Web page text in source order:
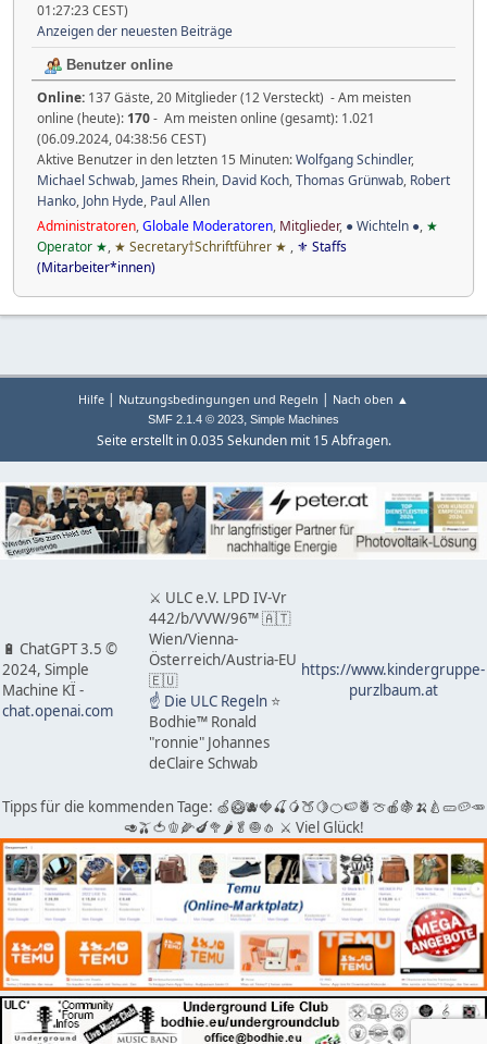
Forumstatistiken
37 Beiträge in 35 Themen von 3 Mitgliedern - Neuestes Mitglied:
Nicole Lisa Postl
Letzter Beitrag:"🌐 Bodhie™ HANKO 🔲🔲 Wisse... "(26.06.2026,
01:27:23 CEST)
Anzeigen der neuesten Beiträge
Benutzer online
Online:137 Gäste, 20 Mitglieder (12 Versteckt) - Am meisten
online (heute):170- Am meisten online (gesamt): 1.021
(06.09.2024, 04:38:56 CEST)
Aktive Benutzer in den letzten 15 Minuten:
(Mitarbeiter*innen)
Hilfe|Nutzungsbedingungen und Regeln|Nach oben ▲
SMF 2.1.4 © 2023,Simple Machines
Seite erstellt in 0.035 Sekunden mit 15 Abfragen.
chat.openai.com
⚔ ULC e.V. LPD IV-Vr
442/b/VVW/96™ 🇦🇹
Wien/Vienna-
Österreich/Austria-EU
☝ Die ULC Regeln⭐️
Bodhie™ Ronald
"ronnie" Johannes
deClaire Schwab
Tipps für die kommenden Tage: 🍏🥝🫐🍓🍒🥭🍑🍋🍊🍉🍍🍈🍎🍇🍌🍐🥒🥔🥕
🥑🫒🍅🫑🌽🍆🥦🌶🥬🧅🧄 ⚔ Viel Glück!